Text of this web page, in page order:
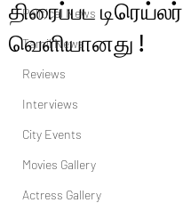
Political News
Tamil News
Reviews
Interviews
City Events
Movies Gallery
Actress Gallery
திரைப்பட டிரெய்லர்
வெளியானது !